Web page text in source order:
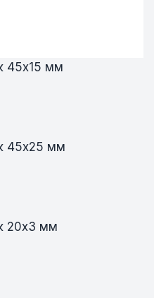
45х15 мм
45х25 мм
20х3 мм